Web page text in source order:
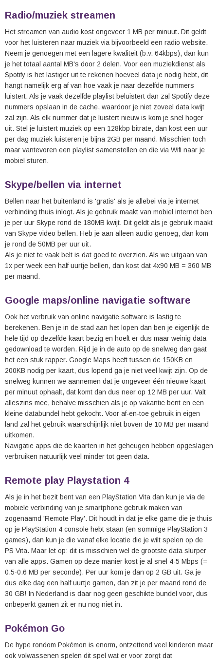
Radio/muziek streamen
Het streamen van audio kost ongeveer 1 MB per minuut. Dit geldt
voor het luisteren naar muziek via bijvoorbeeld een radio website.
Neem je genoegen met een lagere kwaliteit (b.v. 64kbps), dan kun
je het totaal aantal MB's door 2 delen. Voor een muziekdienst als
Spotify is het lastiger uit te rekenen hoeveel data je nodig hebt, dit
hangt namelijk erg af van hoe vaak je naar dezelfde nummers
luistert. Als je vaak dezelfde playlist beluistert dan zal Spotify deze
nummers opslaan in de cache, waardoor je niet zoveel data kwijt
zal zijn. Als elk nummer dat je luistert nieuw is kom je snel hoger
uit. Stel je luistert muziek op een 128kbp bitrate, dan kost een uur
per dag muziek luisteren je bijna 2GB per maand. Misschien toch
maar vantevoren een playlist samenstellen en die via Wifi naar je
mobiel sturen.
Skype/bellen via internet
Bellen naar het buitenland is 'gratis' als je allebei via je internet
verbinding thuis inlogt. Als je gebruik maakt van mobiel internet ben
je per uur Skype rond de 180MB kwijt. Dit geldt als je gebruik maakt
van Skype video bellen. Heb je aan alleen audio genoeg, dan kom
je rond de 50MB per uur uit.
Als je niet te vaak belt is dat goed te overzien. Als we uitgaan van
1x per week een half uurtje bellen, dan kost dat 4x90 MB = 360 MB
per maand.
Google maps/online navigatie software
Ook het verbruik van online navigatie software is lastig te
berekenen. Ben je in de stad aan het lopen dan ben je eigenlijk de
hele tijd op dezelfde kaart bezig en hoeft er dus maar weinig data
gedownload te worden. Rijd je in de auto op de snelweg dan gaat
het een stuk rapper. Google Maps heeft tussen de 150KB en
200KB nodig per kaart, dus lopend ga je niet veel kwijt zijn. Op de
snelweg kunnen we aannemen dat je ongeveer één nieuwe kaart
per minuut ophaalt, dat komt dan dus neer op 12 MB per uur. Valt
alleszins mee, behalve misschien als je op vakantie bent en een
kleine databundel hebt gekocht. Voor af-en-toe gebruik in eigen
land zal het gebruik waarschijnlijk niet boven de 10 MB per maand
uitkomen.
Navigatie apps die de kaarten in het geheugen hebben opgeslagen
verbruiken natuurlijk veel minder tot geen data.
Remote play Playstation 4
Als je in het bezit bent van een PlayStation Vita dan kun je via de
mobiele verbinding van je smartphone gebruik maken van
zogenaamd 'Remote Play'. Dit houdt in dat je elke game die je thuis
op je PlayStation 4 console hebt staan (en sommige PlayStation 3
games), dan kun je die vanaf elke locatie die je wilt spelen op de
PS Vita. Maar let op: dit is misschien wel de grootste data slurper
van alle apps. Gamen op deze manier kost je al snel 4-5 Mbps (=
0.5-0.6 MB per seconde). Per uur kom je dan op 2 GB uit. Ga je
dus elke dag een half uurtje gamen, dan zit je per maand rond de
30 GB! In Nederland is daar nog geen geschikte bundel voor, dus
onbeperkt gamen zit er nu nog niet in.
Pokémon Go
De hype rondom Pokémon is enorm, ontzettend veel kinderen maar
ook volwassenen spelen dit spel wat er voor zorgt dat